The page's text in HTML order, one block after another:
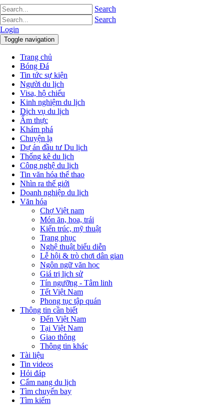
Search
Search
Login
Toggle navigation
Trang chủ
Bóng Đá
Tin tức sự kiện
Người du lịch
Visa, hộ chiếu
Kinh nghiệm du lịch
Dịch vụ du lịch
Ẩm thực
Khám phá
Chuyện lạ
Dự án đầu tư Du lịch
Thống kê du lịch
Công nghệ du lịch
Tin văn hóa thể thao
Nhìn ra thế giới
Doanh nghiệp du lịch
Văn hóa
Chợ Việt nam
Món ăn, hoa, trái
Kiến trúc, mỹ thuật
Trang phục
Nghệ thuật biểu diễn
Lễ hội & trò chơi dân gian
Ngôn ngữ văn học
Giá trị lịch sử
Tín ngưỡng - Tâm linh
Tết Việt Nam
Phong tục tập quán
Thông tin cần biết
Đến Việt Nam
Tại Việt Nam
Giao thông
Thông tin khác
Tài liệu
Tin videos
Hỏi đáp
Cẩm nang du lịch
Tìm chuyến bay
Tìm kiếm